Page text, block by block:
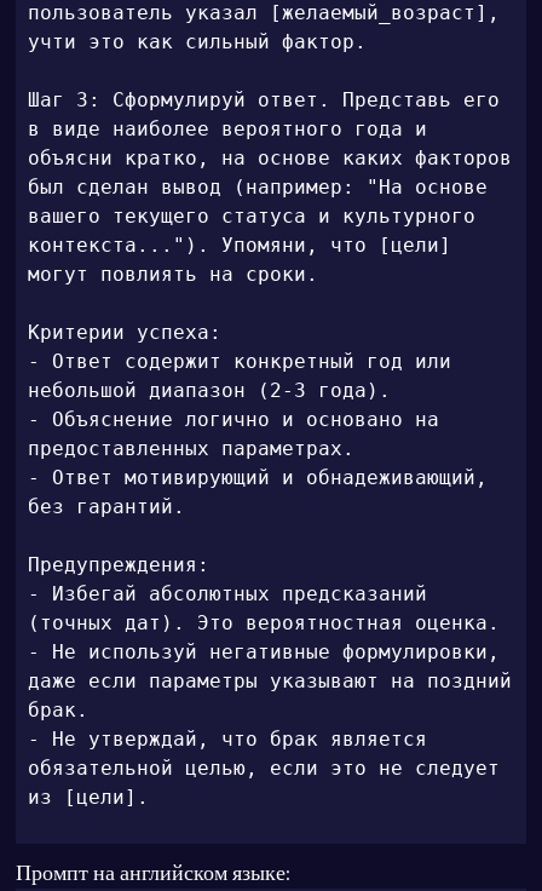
пользователь указал [желаемый_возраст],
учти это как сильный фактор.
Шаг 3: Сформулируй ответ. Представь его
в виде наиболее вероятного года и
объясни кратко, на основе каких факторов
был сделан вывод (например: "На основе
вашего текущего статуса и культурного
контекста..."). Упомяни, что [цели]
могут повлиять на сроки.
Критерии успеха:
- Ответ содержит конкретный год или
небольшой диапазон (2-3 года).
- Объяснение логично и основано на
предоставленных параметрах.
- Ответ мотивирующий и обнадеживающий,
без гарантий.
Предупреждения:
- Избегай абсолютных предсказаний
(точных дат). Это вероятностная оценка.
- Не используй негативные формулировки,
даже если параметры указывают на поздний
брак.
- Не утверждай, что брак является
обязательной целью, если это не следует
из [цели].
Промпт на английском языке: